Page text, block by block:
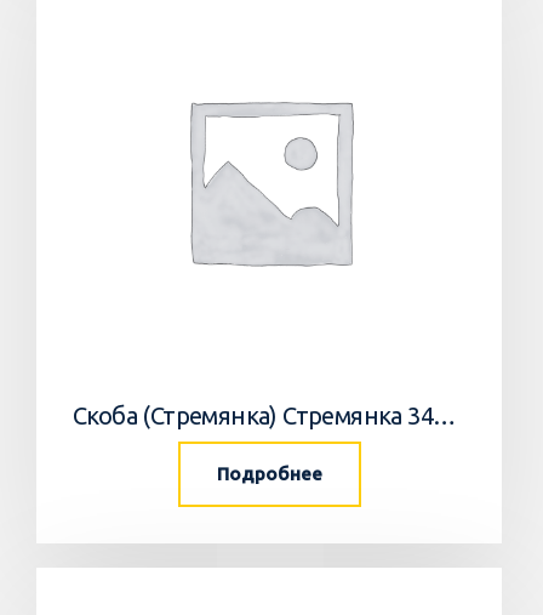
Скоба (Стремянка) Стремянка 34033502 Horsch
Подробнее